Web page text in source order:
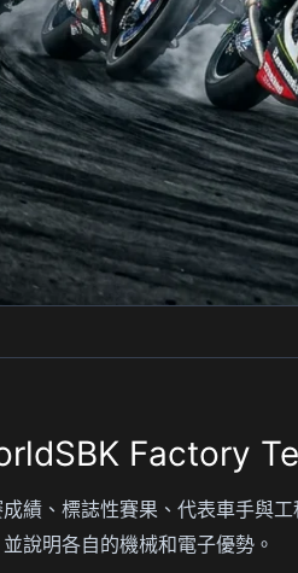
Factory
績、標誌性賽果、代表車手與
說明各自的機械和電子優勢。